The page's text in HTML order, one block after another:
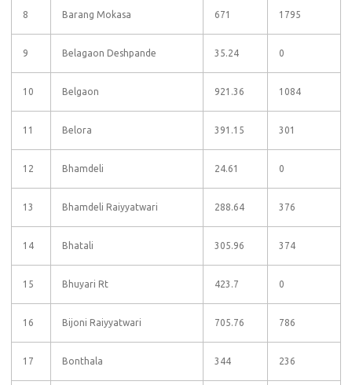
8 Barang Mokasa 671 1795
9 Belagaon Deshpande 35.24 0
10 Belgaon 921.36 1084
11 Belora 391.15 301
12 Bhamdeli 24.61 0
13 Bhamdeli Raiyyatwari 288.64 376
14 Bhatali 305.96 374
15 Bhuyari Rt 423.7 0
16 Bijoni Raiyyatwari 705.76 786
17 Bonthala 344 236